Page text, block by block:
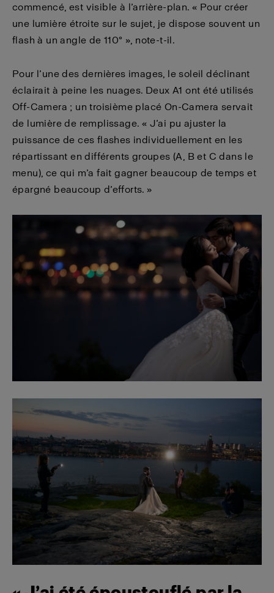
commencé, est visible à l’arrière-plan. « Pour créer
une lumière étroite sur le sujet, je dispose souvent un
flash à un angle de 110° », note-t-il.
Pour l’une des dernières images, le soleil déclinant
éclairait à peine les nuages. Deux A1 ont été utilisés
Off-Camera ; un troisième placé On-Camera servait
de lumière de remplissage. « J’ai pu ajuster la
puissance de ces flashes individuellement en les
répartissant en différents groupes (A, B et C dans le
menu), ce qui m’a fait gagner beaucoup de temps et
épargné beaucoup d’efforts. »